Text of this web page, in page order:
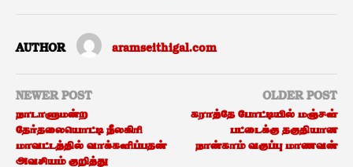
AUTHOR aramseithigal.com
NEWER POST
நாடாளுமன்ற
தேர்தலையொட்டி நீலகிரி
மாவட்டத்தில் வாக்களிப்பதன்
அவசியம் குறித்து
OLDER POST
கராத்தே போட்டியில் மஞ்சள்
பட்டைக்கு தகுதியான
நான்காம் வகுப்பு மாணவன்